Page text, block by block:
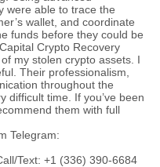
were able to trace the
wallet, and coordinate
funds before they could be
Crypto Recovery
my stolen crypto assets. I
Their professionalism,
throughout the
difficult time. If you’ve been
them with full
Telegram:
Text: +1 (336) 390-6684